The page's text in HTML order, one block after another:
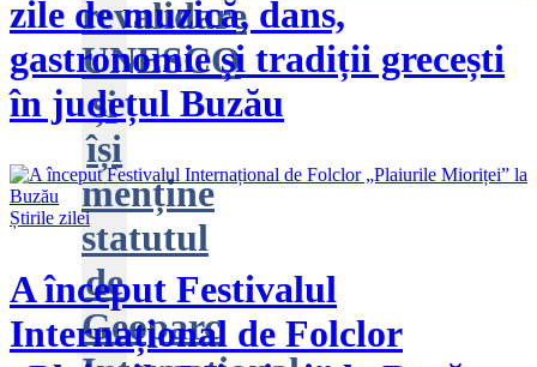
revalidare
UNESCO
și
își
menține
statutul
de
Geoparc
zile de muzică, dans,
gastronomie și tradiții grecești
în județul Buzău
Știrile zilei
A început Festivalul
Internațional de Folclor